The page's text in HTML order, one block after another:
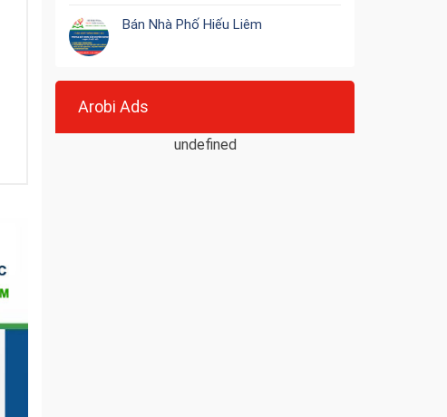
Bán Nhà Phố Hiếu Liêm
Arobi Ads
undefined